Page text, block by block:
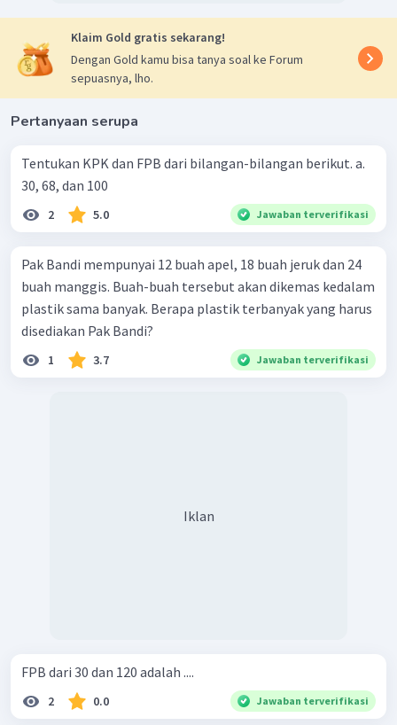
Klaim Gold gratis sekarang!
Dengan Gold kamu bisa tanya soal ke Forum
sepuasnya, lho.
Pertanyaan serupa
Tentukan KPK dan FPB dari bilangan-bilangan berikut. a.
30, 68, dan 100
2 5.0 Jawaban terverifikasi
Pak Bandi mempunyai 12 buah apel, 18 buah jeruk dan 24
buah manggis. Buah-buah tersebut akan dikemas kedalam
plastik sama banyak. Berapa plastik terbanyak yang harus
disediakan Pak Bandi?
1 3.7 Jawaban terverifikasi
Iklan
FPB dari 30 dan 120 adalah ....
2 0.0 Jawaban terverifikasi